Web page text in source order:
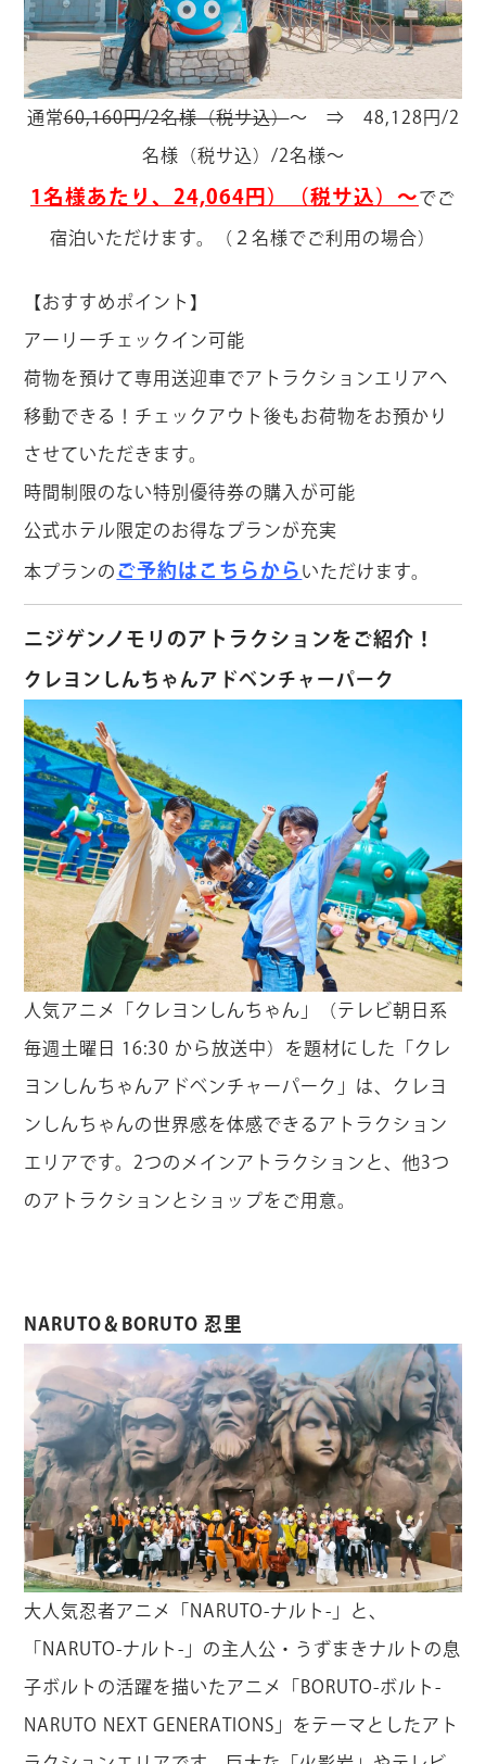
通常60,160円/2名様（税サ込）～ ⇒ 48,128円/2
名様（税サ込）/2名様～
1名様あたり、24,064円）（税サ込）～でご
宿泊いただけます。（２名様でご利用の場合）
【おすすめポイント】
アーリーチェックイン可能
荷物を預けて専用送迎車でアトラクションエリアへ
移動できる！チェックアウト後もお荷物をお預かり
させていただきます。
時間制限のない特別優待券の購入が可能
公式ホテル限定のお得なプランが充実
本プランの ご予約はこちらから いただけます。
ニジゲンノモリのアトラクションをご紹介！
クレヨンしんちゃんアドベンチャーパーク
人気アニメ「クレヨンしんちゃん」（テレビ朝日系
毎週土曜日 16:30 から放送中）を題材にした「クレ
ヨンしんちゃんアドベンチャーパーク」は、クレヨ
ンしんちゃんの世界感を体感できるアトラクション
エリアです。2つのメインアトラクションと、他3つ
のアトラクションとショップをご用意。
NARUTO＆BORUTO 忍里
大人気忍者アニメ「NARUTO-ナルト-」と、
「NARUTO-ナルト-」の主人公・うずまきナルトの息
子ボルトの活躍を描いたアニメ「BORUTO-ボルト-
NARUTO NEXT GENERATIONS」をテーマとしたアト